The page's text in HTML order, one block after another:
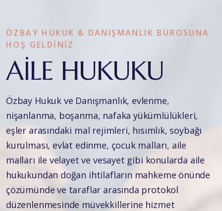
DAHA FAZLA
ÖZBAY HUKUK & DANIŞMANLIK BÜROSUNA
HOŞ GELDİNİZ
AİLE HUKUKU
Özbay Hukuk ve Danışmanlık, evlenme,
nişanlanma, boşanma, nafaka yükümlülükleri,
eşler arasındaki mal rejimleri, hısımlık, soybağı
kurulması, evlat edinme, çocuk malları, aile
malları ile velayet ve vesayet gibi konularda aile
hukukundan doğan ihtilafların mahkeme önünde
çözümünde ve taraflar arasında protokol
düzenlenmesinde müvekkillerine hizmet